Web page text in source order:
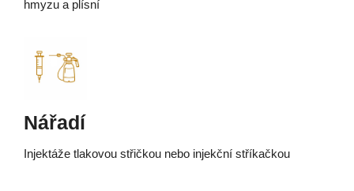
hmyzu a plísní
Nářadí
Injektáže tlakovou střičkou nebo injekční stříkačkou